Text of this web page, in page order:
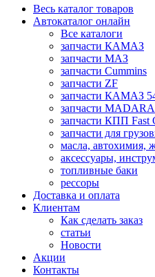
Весь каталог товаров
Автокаталог онлайн
Все каталоги
запчасти КАМАЗ
запчасти МАЗ
запчасти Cummins
запчасти ZF
запчасти КАМАЗ
запчасти MADARA
запчасти КПП Fast
запчасти для
масла, автохимия,
аксессуары,
топливные баки
рессоры
Доставка и оплата
Клиентам
Как сделать заказ
статьи
Новости
Акции
Контакты